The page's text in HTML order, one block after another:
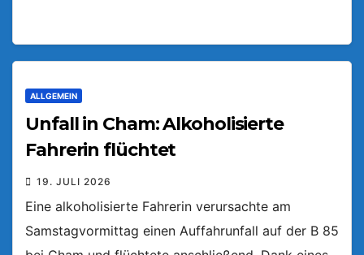
ALLGEMEIN
Unfall in Cham: Alkoholisierte
Fahrerin flüchtet
19. JULI 2026
Eine alkoholisierte Fahrerin verursachte am
Samstagvormittag einen Auffahrunfall auf der B 85